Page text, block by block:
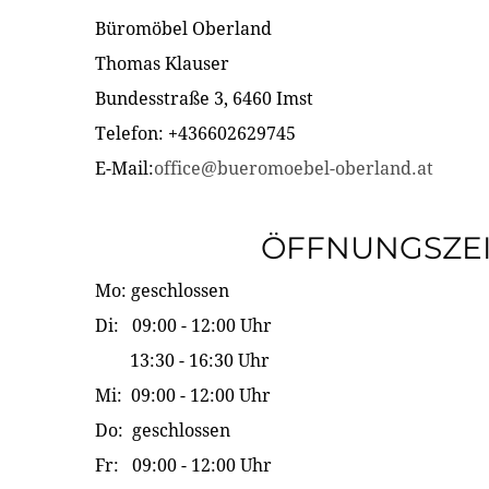
Büromöbel Oberland
Thomas Klauser
Bundesstraße 3, 6460 Imst
Telefon: +436602629745
E-Mail:office@bueromoebel-oberland.at
Mo: geschlossen
Di: 09:00 - 12:00 Uhr
13:30 - 16:30 Uhr
Mi: 09:00 - 12:00 Uhr
Do: geschlossen
Fr: 09:00 - 12:00 Uhr